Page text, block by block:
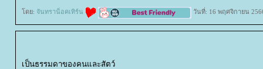
ดย: จันทราน็อคเทิร์น วันที่: 16 พฤศจิกายน
เป็นธรรมดาของคนและสัตว์